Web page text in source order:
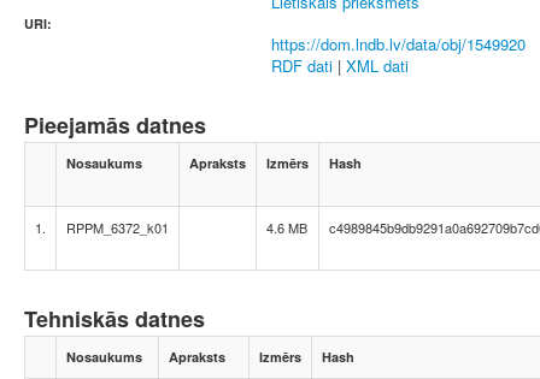
URI:
https://dom.lndb.lv/data/obj/1549920
RDF dati | XML dati
Pieejamās datnes
Nosaukums Apraksts Izmērs Hash
1. RPPM_6372_k01 4.6 MB
Tehniskās datnes
Nosaukums Apraksts Izmērs Hash